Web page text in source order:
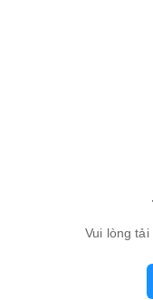
Vui lòng tải